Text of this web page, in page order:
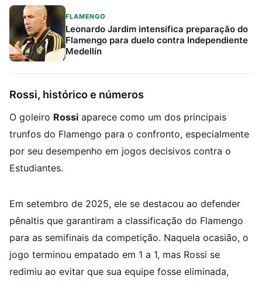
FLAMENGO
Leonardo Jardim intensifica preparação do
Flamengo para duelo contra Independiente
Medellín
Rossi, histórico e números
O goleiro Rossi aparece como um dos principais
trunfos do Flamengo para o confronto, especialmente
por seu desempenho em jogos decisivos contra o
Estudiantes.
Em setembro de 2025, ele se destacou ao defender
pênaltis que garantiram a classificação do Flamengo
para as semifinais da competição. Naquela ocasião, o
jogo terminou empatado em 1 a 1, mas Rossi se
redimiu ao evitar que sua equipe fosse eliminada,